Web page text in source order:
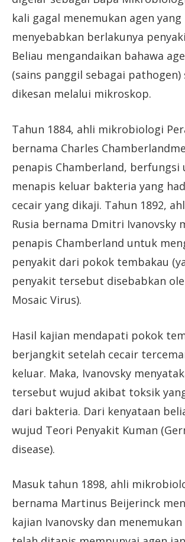
kali gagal menemukan agen yang
menyebabkan berlakunya
Beliau mengandaikan bahawa
(sains panggil sebagai pathogen)
dikesan melalui mikroskop.
Tahun 1884, ahli mikrobiologi
bernama Charles
penapis Chamberland, berfungsi
menapis keluar bakteria yang
cecair yang dikaji. Tahun 1892,
Rusia bernama Dmitri Ivanovsky
penapis Chamberland untuk
penyakit dari pokok tembakau
penyakit tersebut disebabkan
Mosaic Virus).
Hasil kajian mendapati pokok
berjangkit setelah cecair
keluar. Maka, Ivanovsky
tersebut wujud akibat toksik
dari bakteria. Dari kenyataan
wujud Teori Penyakit Kuman
disease).
Masuk tahun 1898, ahli
bernama Martinus Beijerinck
kajian Ivanovsky dan